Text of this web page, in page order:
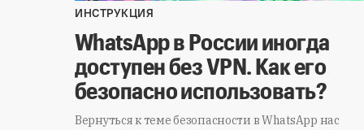
ИНСТРУКЦИЯ
WhatsApp в России иногда
доступен без VPN. Как его
безопасно использовать?
Вернуться к теме безопасности в WhatsApp нас